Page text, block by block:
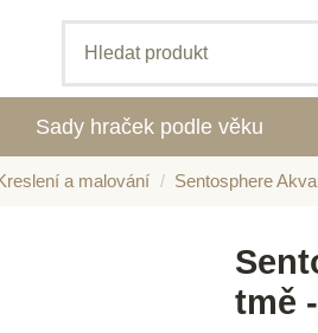
Sady hraček podle věku
a malování Sentosphere
tmě